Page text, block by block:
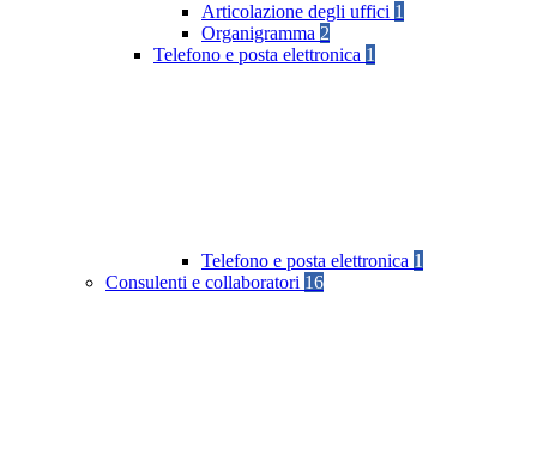
Articolazione degli uffici 1
Organigramma 2
Telefono e posta elettronica 1
Telefono e posta elettronica 1
Consulenti e collaboratori 16